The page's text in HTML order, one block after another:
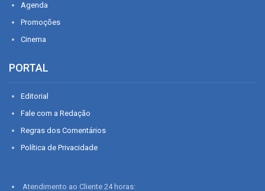
Agenda
Promoções
Cinema
PORTAL
Editorial
Fale com a Redação
Regras dos Comentários
Política de Privacidade
Atendimento ao Cliente 24 horas: